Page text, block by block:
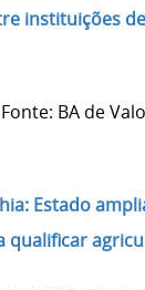
instituições
BA de
Estado
qualificar